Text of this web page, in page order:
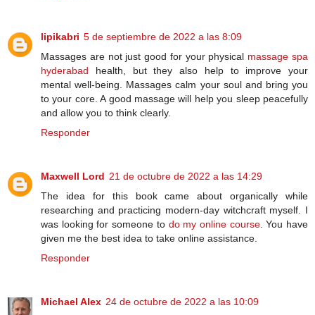
lipikabri 5 de septiembre de 2022 a las 8:09
Massages are not just good for your physical massage spa
hyderabad health, but they also help to improve your
mental well-being. Massages calm your soul and bring you
to your core. A good massage will help you sleep peacefully
and allow you to think clearly.
Responder
Maxwell Lord 21 de octubre de 2022 a las 14:29
The idea for this book came about organically while
researching and practicing modern-day witchcraft myself. I
was looking for someone to do my online course. You have
given me the best idea to take online assistance.
Responder
Michael Alex 24 de octubre de 2022 a las 10:09